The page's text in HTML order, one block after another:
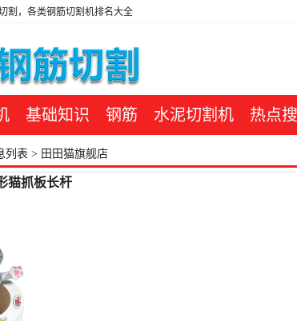
割，各类钢筋切割机排名大全
基础知识 钢筋 水泥切割机 热点
列表 > 田田猫旗舰店
猫抓板长杆
仅售89元)